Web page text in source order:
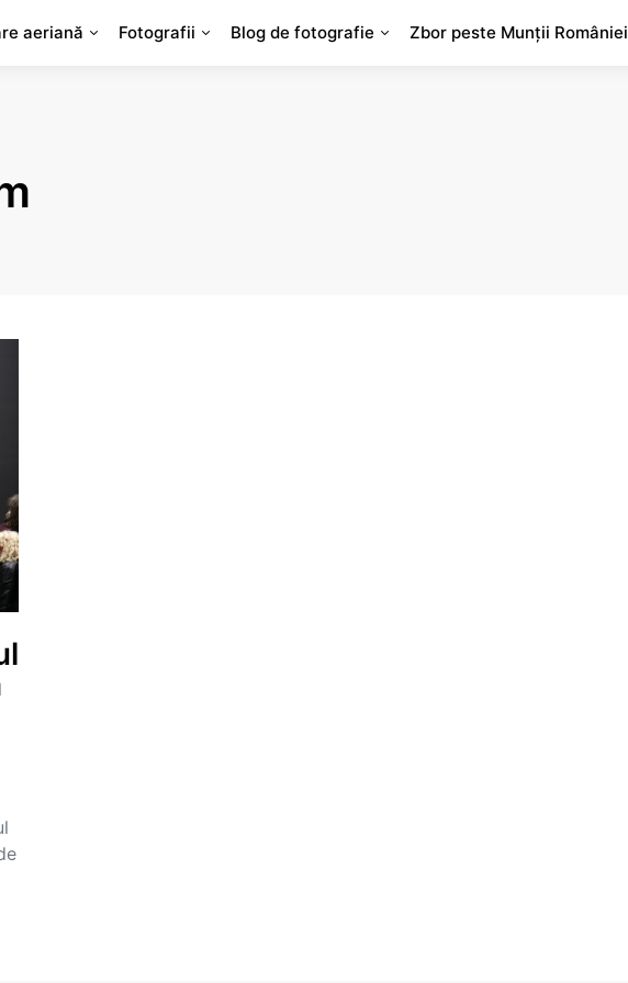
aeriană Fotografii Blog de fotografie Zbor peste Munții României